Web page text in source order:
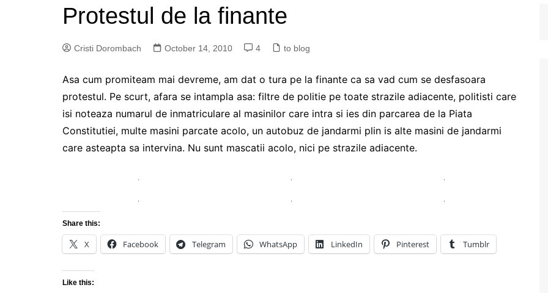
Protestul de la finante
Cristi Dorombach October 14, 2010 4 to blog
Asa cum promiteam mai devreme, am dat o tura pe la finante ca sa vad cum se desfasoara
protestul. Pe scurt, afara se intampla asa: filtre de politie pe toate strazile adiacente, politisti care
isi noteaza numarul de inmatriculare al masinilor care intra si ies din parcarea de la Piata
Constitutiei, multe masini parcate acolo, un autobuz de jandarmi plin is alte masini de jandarmi
care asteapta sa intervina. Nu sunt mascatii acolo, nici pe strazile adiacente.
Share this:
X Facebook Telegram WhatsApp LinkedIn Pinterest Tumblr
Like this: